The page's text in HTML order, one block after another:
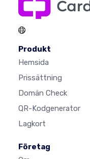
Produkt
Hemsida
Prissättning
Domän Check
QR-Kodgenerator
Lagkort
Företag